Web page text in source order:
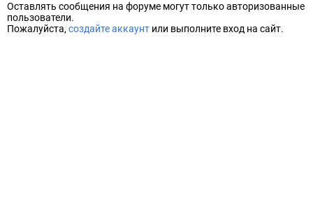
Оставлять сообщения на форуме могут только авторизованные
пользователи.
Пожалуйста, создайте аккаунт или выполните вход на сайт.